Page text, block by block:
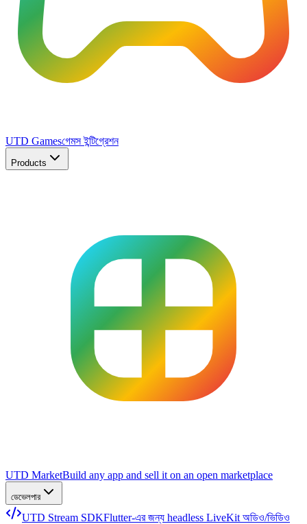
UTD Gamesগেমস ইন্টিগ্রেশন
Products
UTD MarketBuild any app and sell it on an open marketplace
ডেভেলপার
UTD Stream SDKFlutter-এর জন্য headless LiveKit অডিও/ভিডিও